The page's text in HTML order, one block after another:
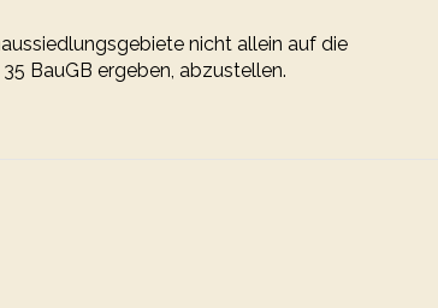
nicht allein auf die
BauGB ergeben, abzustellen.